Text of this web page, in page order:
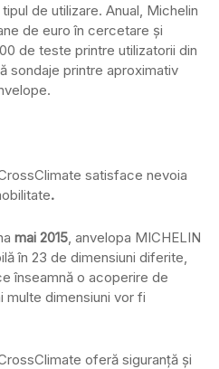
de utilizare. Anual, Michelin
de euro în cercetare și
de teste printre utilizatorii din
sondaje printre aproximativ
satisface nevoia
.
mai 2015, anvelopa MICHELIN
în 23 de dimensiuni diferite,
înseamnă o acoperire de
multe dimensiuni vor fi
oferă siguranţă și